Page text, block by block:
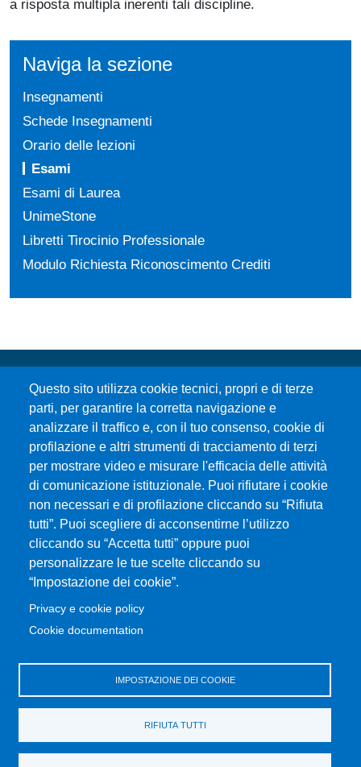
a risposta multipla inerenti tali discipline.
Naviga la sezione
Insegnamenti
Schede Insegnamenti
Orario delle lezioni
Esami
Esami di Laurea
UnimeStone
Libretti Tirocinio Professionale
Modulo Richiesta Riconoscimento Crediti
Questo sito utilizza cookie tecnici, propri e di terze
parti, per garantire la corretta navigazione e
analizzare il traffico e, con il tuo consenso, cookie di
profilazione e altri strumenti di tracciamento di terzi
per mostrare video e misurare l'efficacia delle attività
di comunicazione istituzionale. Puoi rifiutare i cookie
non necessari e di profilazione cliccando su “Rifiuta
tutti”. Puoi scegliere di acconsentirne l’utilizzo
cliccando su “Accetta tutti” oppure puoi
personalizzare le tue scelte cliccando su
“Impostazione dei cookie”.
Privacy e cookie policy
Cookie documentation
IMPOSTAZIONE DEI COOKIE
RIFIUTA TUTTI
Università degli Studi di Messina
Piazza Pugliatti, 1 - 98122 Messina
Cod. Fiscale 80004070837
P.IVA 00724160833
Centralino: 090 676 1
MENÙ SOCIAL
MENÙ FOOTER 1
Accessibilità
Amministrazione trasparente
Cambia idea sui cookie